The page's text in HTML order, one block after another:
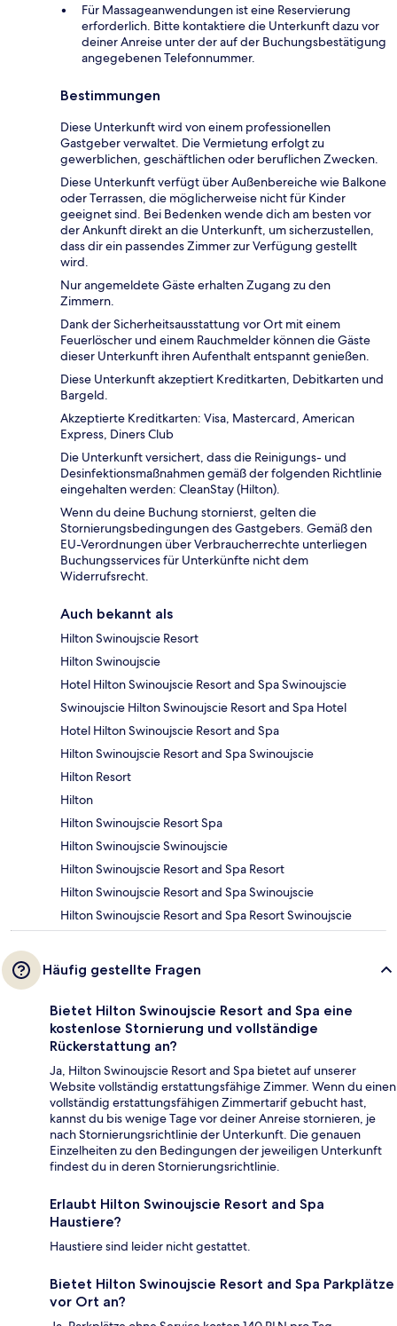
Für Massageanwendungen ist eine Reservierung
erforderlich. Bitte kontaktiere die Unterkunft dazu vor
deiner Anreise unter der auf der Buchungsbestätigung
angegebenen Telefonnummer.
Bestimmungen
Diese Unterkunft wird von einem professionellen
Gastgeber verwaltet. Die Vermietung erfolgt zu
gewerblichen, geschäftlichen oder beruflichen Zwecken.
Diese Unterkunft verfügt über Außenbereiche wie Balkone
oder Terrassen, die möglicherweise nicht für Kinder
geeignet sind. Bei Bedenken wende dich am besten vor
der Ankunft direkt an die Unterkunft, um sicherzustellen,
dass dir ein passendes Zimmer zur Verfügung gestellt
wird.
Nur angemeldete Gäste erhalten Zugang zu den
Zimmern.
Dank der Sicherheitsausstattung vor Ort mit einem
Feuerlöscher und einem Rauchmelder können die Gäste
dieser Unterkunft ihren Aufenthalt entspannt genießen.
Diese Unterkunft akzeptiert Kreditkarten, Debitkarten und
Bargeld.
Akzeptierte Kreditkarten: Visa, Mastercard, American
Express, Diners Club
Die Unterkunft versichert, dass die Reinigungs- und
Desinfektionsmaßnahmen gemäß der folgenden Richtlinie
eingehalten werden: CleanStay (Hilton).
Wenn du deine Buchung stornierst, gelten die
Stornierungsbedingungen des Gastgebers. Gemäß den
EU-Verordnungen über Verbraucherrechte unterliegen
Buchungsservices für Unterkünfte nicht dem
Widerrufsrecht.
Auch bekannt als
Hilton Swinoujscie Resort
Hilton Swinoujscie
Hotel Hilton Swinoujscie Resort and Spa Swinoujscie
Swinoujscie Hilton Swinoujscie Resort and Spa Hotel
Hotel Hilton Swinoujscie Resort and Spa
Hilton Swinoujscie Resort and Spa Swinoujscie
Hilton Resort
Hilton
Hilton Swinoujscie Resort Spa
Hilton Swinoujscie Swinoujscie
Hilton Swinoujscie Resort and Spa Resort
Hilton Swinoujscie Resort and Spa Swinoujscie
Hilton Swinoujscie Resort and Spa Resort Swinoujscie
Häufig gestellte Fragen
Bietet Hilton Swinoujscie Resort and Spa eine
kostenlose Stornierung und vollständige
Rückerstattung an?
Ja, Hilton Swinoujscie Resort and Spa bietet auf unserer
Website vollständig erstattungsfähige Zimmer. Wenn du einen
vollständig erstattungsfähigen Zimmertarif gebucht hast,
kannst du bis wenige Tage vor deiner Anreise stornieren, je
nach Stornierungsrichtlinie der Unterkunft. Die genauen
Einzelheiten zu den Bedingungen der jeweiligen Unterkunft
findest du in deren Stornierungsrichtlinie.
Erlaubt Hilton Swinoujscie Resort and Spa
Haustiere?
Haustiere sind leider nicht gestattet.
Bietet Hilton Swinoujscie Resort and Spa Parkplätze
vor Ort an?